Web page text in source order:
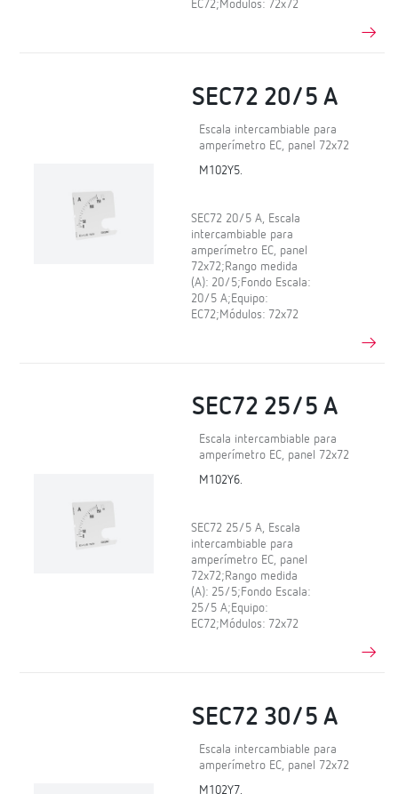
EC72;Módulos: 72x72
SEC72 20/5 A
Escala intercambiable para
amperímetro EC, panel 72x72
M102Y5.
SEC72 20/5 A, Escala
intercambiable para
amperímetro EC, panel
72x72;Rango medida
(A): 20/5;Fondo Escala:
20/5 A;Equipo:
EC72;Módulos: 72x72
SEC72 25/5 A
Escala intercambiable para
amperímetro EC, panel 72x72
M102Y6.
SEC72 25/5 A, Escala
intercambiable para
amperímetro EC, panel
72x72;Rango medida
(A): 25/5;Fondo Escala:
25/5 A;Equipo:
EC72;Módulos: 72x72
SEC72 30/5 A
Escala intercambiable para
amperímetro EC, panel 72x72
M102Y7.